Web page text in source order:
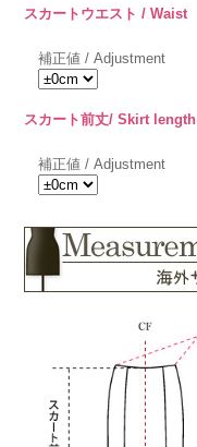
スカートウエスト / Waist
補正値 / Adjustment
スカート前丈/ Skirt length
補正値 / Adjustment